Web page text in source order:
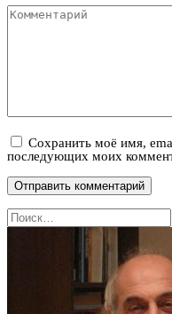
Комментарий
Сохранить моё имя,
последующих моих
Search
for: